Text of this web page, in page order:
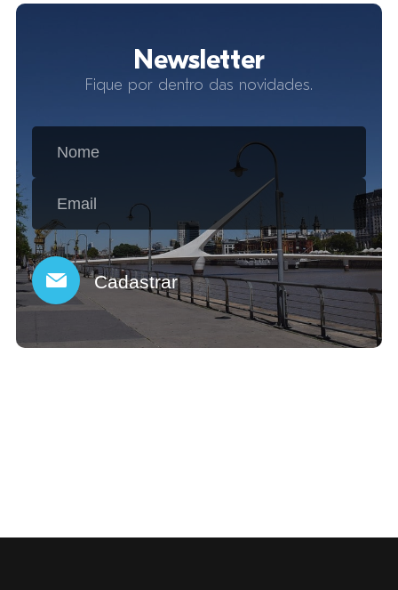
Newsletter
Fique por dentro das novidades.
Cadastrar